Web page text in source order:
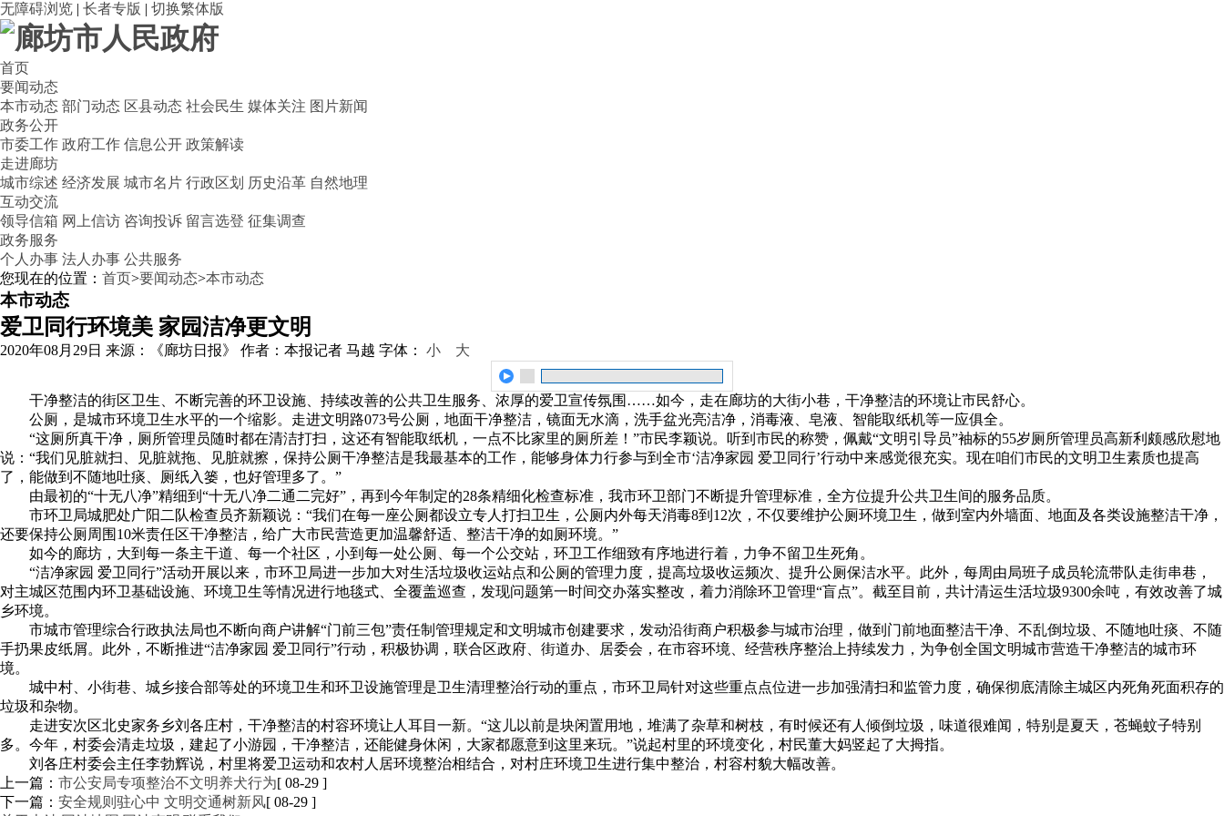
无障碍浏览 | 长者专版 | 切换繁体版
首页
要闻动态
本市动态 部门动态 区县动态 社会民生 媒体关注 图片新闻
政务公开
市委工作 政府工作 信息公开 政策解读
走进廊坊
城市综述 经济发展 城市名片 行政区划 历史沿革 自然地理
互动交流
领导信箱 网上信访 咨询投诉 留言选登 征集调查
政务服务
个人办事 法人办事 公共服务
您现在的位置： 首页>要闻动态>本市动态
本市动态
爱卫同行环境美 家园洁净更文明
2020年08月29日 来源：《廊坊日报》 作者：本报记者 马越 字体： 小 大
干净整洁的街区卫生、不断完善的环卫设施、持续改善的公共卫生服务、浓厚的爱卫宣传氛围……如今，走在廊坊的大街小巷，干净整洁的环境让市民舒心。
公厕，是城市环境卫生水平的一个缩影。走进文明路073号公厕，地面干净整洁，镜面无水滴，洗手盆光亮洁净，消毒液、皂液、智能取纸机等一应俱全。
“这厕所真干净，厕所管理员随时都在清洁打扫，这还有智能取纸机，一点不比家里的厕所差！”市民李颖说。听到市民的称赞，佩戴“文明引导员”袖标的55岁厕所管理员高新利颇感欣慰地
说：“我们见脏就扫、见脏就拖、见脏就擦，保持公厕干净整洁是我最基本的工作，能够身体力行参与到全市‘洁净家园 爱卫同行’行动中来感觉很充实。现在咱们市民的文明卫生素质也提高
了，能做到不随地吐痰、厕纸入篓，也好管理多了。”
由最初的“十无八净”精细到“十无八净二通二完好”，再到今年制定的28条精细化检查标准，我市环卫部门不断提升管理标准，全方位提升公共卫生间的服务品质。
市环卫局城肥处广阳二队检查员齐新颖说：“我们在每一座公厕都设立专人打扫卫生，公厕内外每天消毒8到12次，不仅要维护公厕环境卫生，做到室内外墙面、地面及各类设施整洁干净，
还要保持公厕周围10米责任区干净整洁，给广大市民营造更加温馨舒适、整洁干净的如厕环境。”
如今的廊坊，大到每一条主干道、每一个社区，小到每一处公厕、每一个公交站，环卫工作细致有序地进行着，力争不留卫生死角。
“洁净家园 爱卫同行”活动开展以来，市环卫局进一步加大对生活垃圾收运站点和公厕的管理力度，提高垃圾收运频次、提升公厕保洁水平。此外，每周由局班子成员轮流带队走街串巷，
对主城区范围内环卫基础设施、环境卫生等情况进行地毯式、全覆盖巡查，发现问题第一时间交办落实整改，着力消除环卫管理“盲点”。截至目前，共计清运生活垃圾9300余吨，有效改善了城
乡环境。
市城市管理综合行政执法局也不断向商户讲解“门前三包”责任制管理规定和文明城市创建要求，发动沿街商户积极参与城市治理，做到门前地面整洁干净、不乱倒垃圾、不随地吐痰、不随
手扔果皮纸屑。此外，不断推进“洁净家园 爱卫同行”行动，积极协调，联合区政府、街道办、居委会，在市容环境、经营秩序整治上持续发力，为争创全国文明城市营造干净整洁的城市环
境。
城中村、小街巷、城乡接合部等处的环境卫生和环卫设施管理是卫生清理整治行动的重点，市环卫局针对这些重点点位进一步加强清扫和监管力度，确保彻底清除主城区内死角死面积存的
垃圾和杂物。
走进安次区北史家务乡刘各庄村，干净整洁的村容环境让人耳目一新。“这儿以前是块闲置用地，堆满了杂草和树枝，有时候还有人倾倒垃圾，味道很难闻，特别是夏天，苍蝇蚊子特别
多。今年，村委会清走垃圾，建起了小游园，干净整洁，还能健身休闲，大家都愿意到这里来玩。”说起村里的环境变化，村民董大妈竖起了大拇指。
刘各庄村委会主任李勃辉说，村里将爱卫运动和农村人居环境整治相结合，对村庄环境卫生进行集中整治，村容村貌大幅改善。
上一篇： 市公安局专项整治不文明养犬行为[ 08-29 ]
下一篇： 安全规则驻心中 文明交通树新风[ 08-29 ]